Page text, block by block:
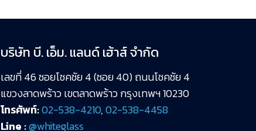
บริษัท บี. เอ็ม. แลนด์ เฮ้าส์ จำกัด
เลขที่ 46 ซอยโชคชัย 4 (ซอย 40) ถนนโชคชัย 4
แขวงลาดพร้าว เขตลาดพร้าว กรุงเทพฯ 10230
โทรศัพท์:02-538-4210,02-538-4458
Line :@whiteglass